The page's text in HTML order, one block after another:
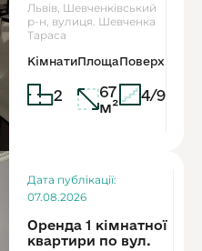
Львів, Шевченківський
р-н, вулиця. Шевченка
Тараса
Кімнати
2
Площа
67
м²
Поверх
4/9
Дата публікації:
07.08.2026
Оренда 1 кімнатної
квартири по вул.